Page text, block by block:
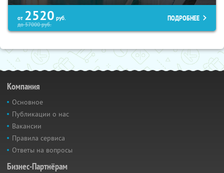
от 2520 руб.
до57000руб.
ПОДРОБНЕЕ
Компания
Основное
Публикации о нас
Вакансии
Правила сервиса
Ответы на вопросы
Бизнес-Партнёрам